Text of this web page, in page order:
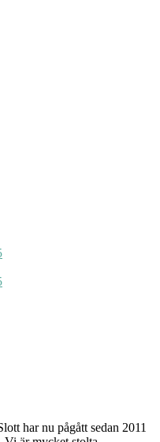
har nu pågått sedan 2011